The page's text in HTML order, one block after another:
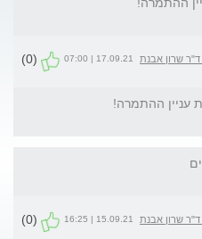
שרון אבנת
17.09.21 | 07:00
(0)
שרון אבנת
15.09.21 | 16:25
(0)